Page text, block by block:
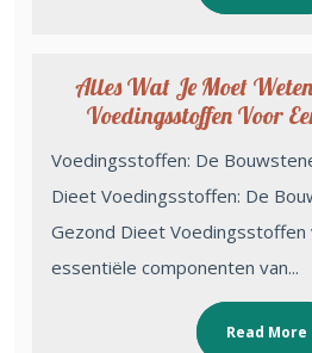
Alles Wat Je Moet
Voedingsstoffen Voor
Voedingsstoffen: De
Dieet Voedingsstoffen: De
Gezond Dieet Voedingsstoffen
essentiële componenten van...
Read More